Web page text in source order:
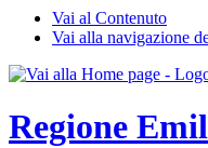
Vai al Contenuto
Vai alla navigazione
Regione